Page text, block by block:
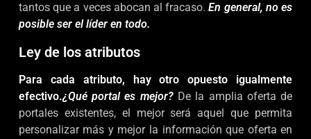
tantos que a veces abocan al fracaso.En general, no es
posible ser el líder en todo.
Ley de los atributos
Para cada atributo, hay otro opuesto igualmente
efectivo.¿Qué portal es mejor? De la amplia oferta de
portales existentes, el mejor será aquel que permita
personalizar más y mejor la información que oferta en